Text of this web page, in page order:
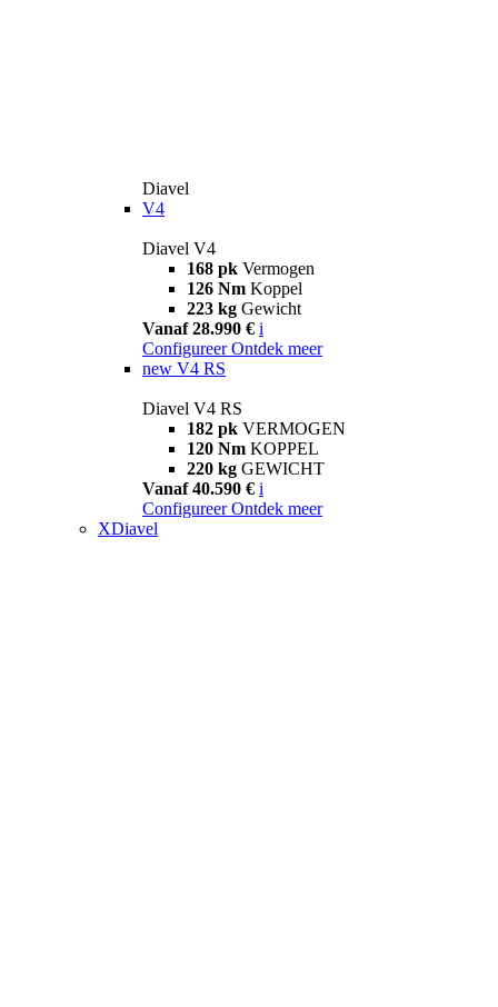
Diavel
V4
Diavel V4
168 pk Vermogen
126 Nm Koppel
223 kg Gewicht
Vanaf 28.990 € i
Configureer Ontdek meer
new V4 RS
Diavel V4 RS
182 pk VERMOGEN
120 Nm KOPPEL
220 kg GEWICHT
Vanaf 40.590 € i
Configureer Ontdek meer
XDiavel